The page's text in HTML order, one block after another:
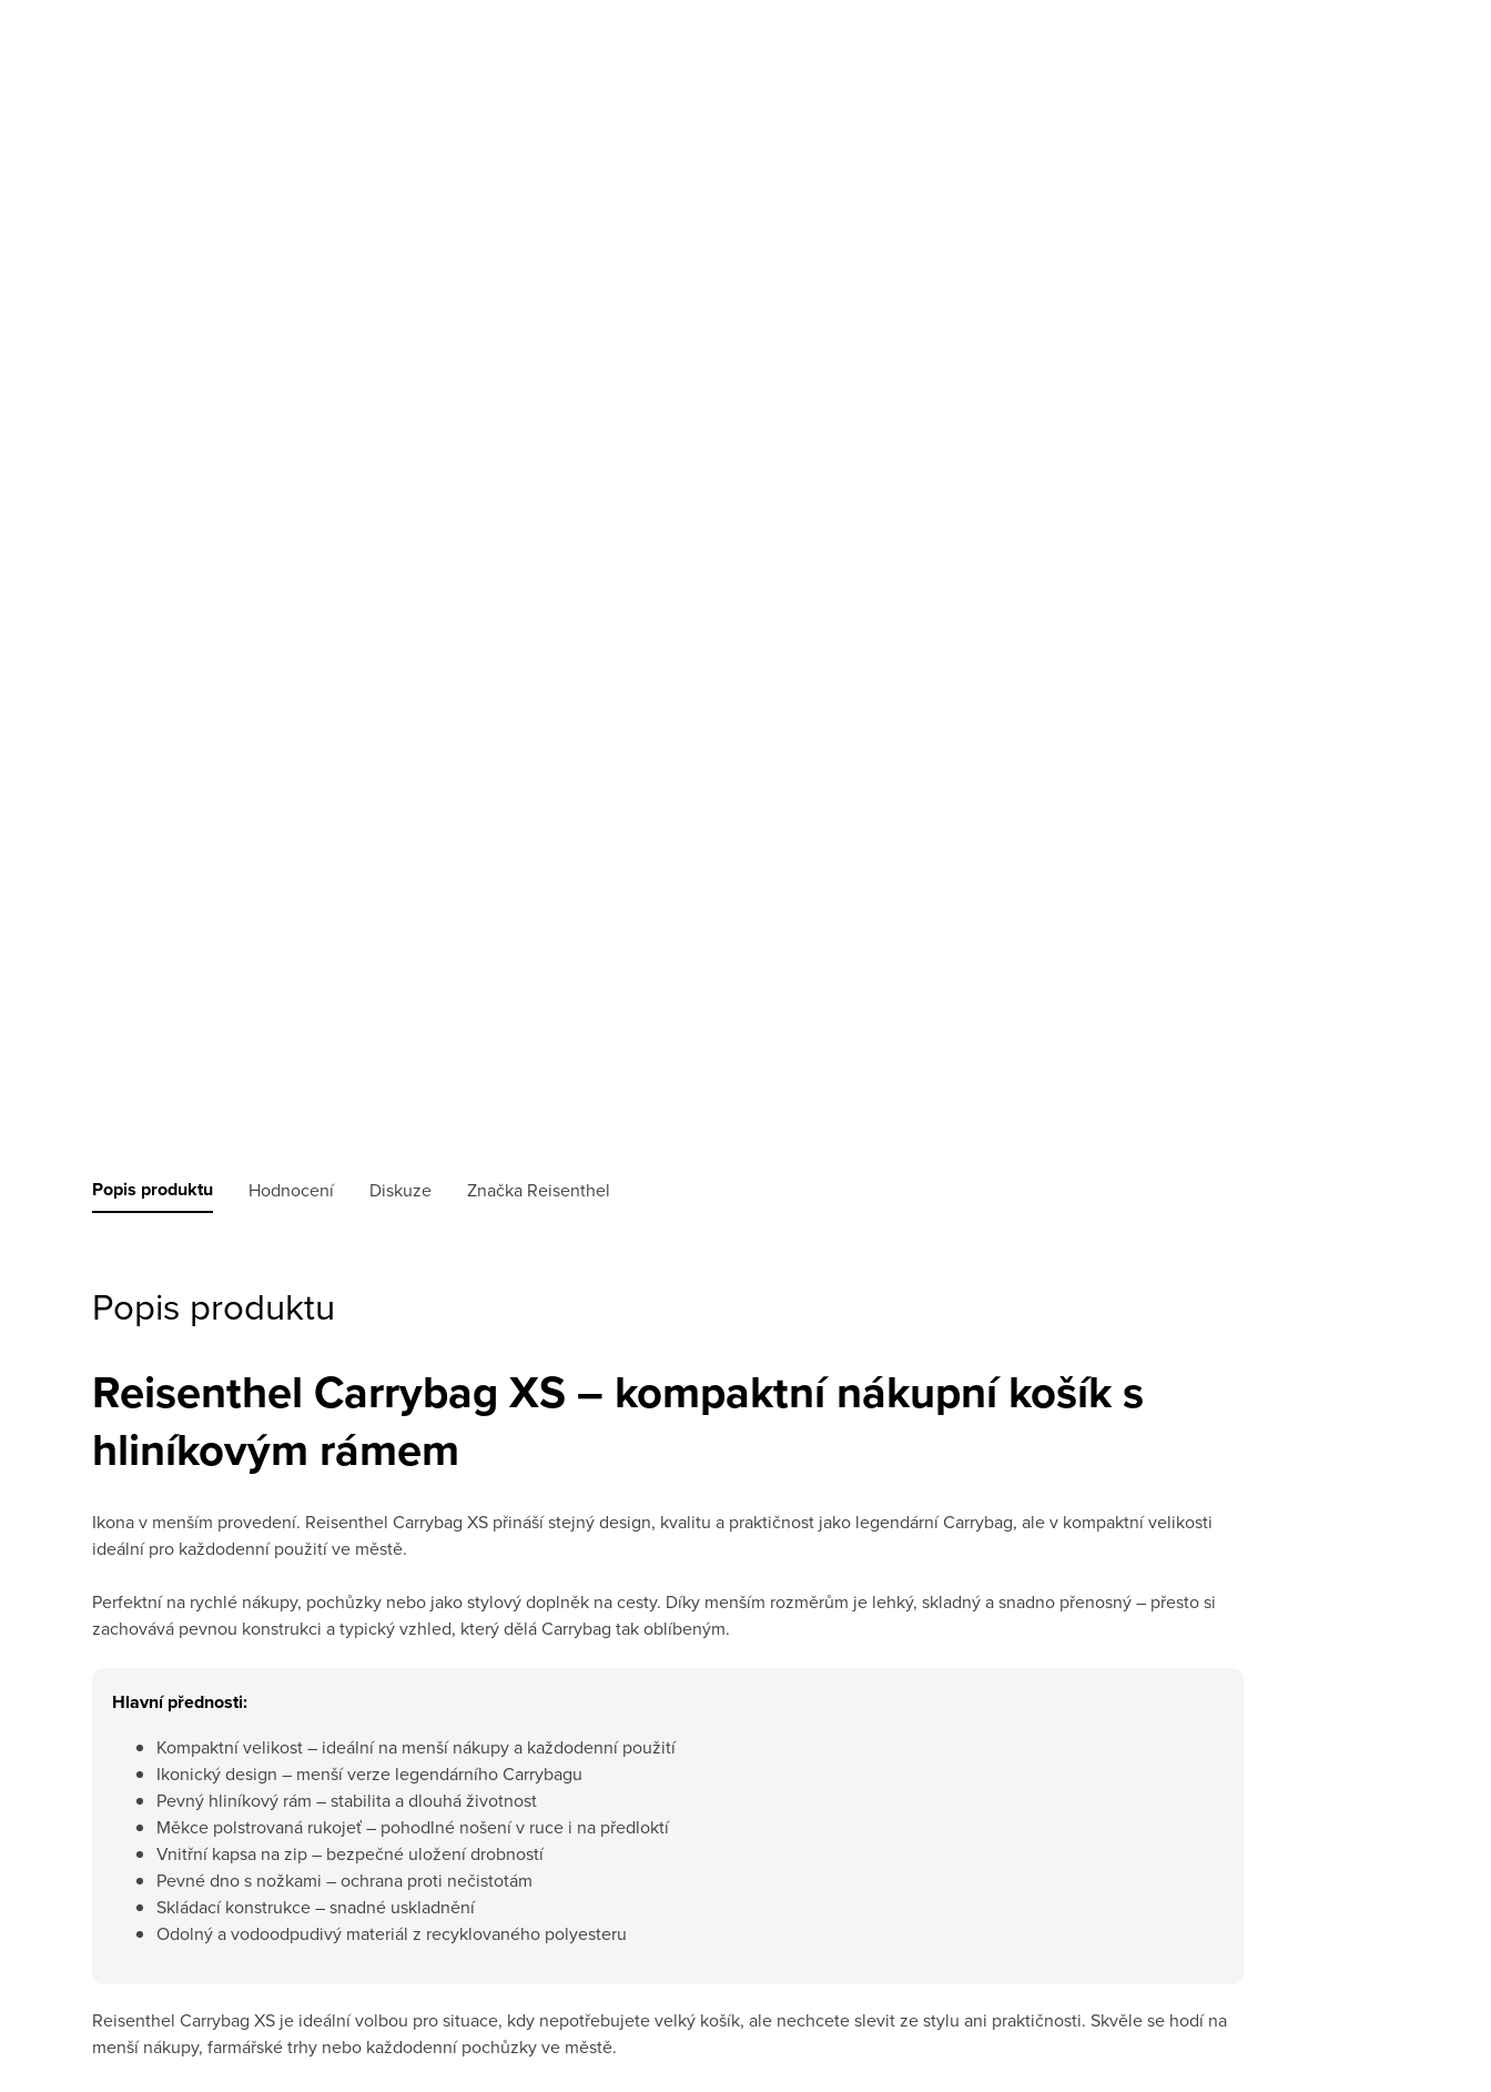
Popis produktu Hodnocení Diskuze Značka Reisenthel
Popis produktu
Reisenthel Carrybag XS – kompaktní nákupní košík s
hliníkovým rámem
Ikona v menším provedení. Reisenthel Carrybag XS přináší stejný design, kvalitu a praktičnost jako legendární Carrybag, ale v kompaktní velikosti
ideální pro každodenní použití ve městě.
Perfektní na rychlé nákupy, pochůzky nebo jako stylový doplněk na cesty. Díky menším rozměrům je lehký, skladný a snadno přenosný – přesto si
zachovává pevnou konstrukci a typický vzhled, který dělá Carrybag tak oblíbeným.
Hlavní přednosti:
Kompaktní velikost – ideální na menší nákupy a každodenní použití
Ikonický design – menší verze legendárního Carrybagu
Pevný hliníkový rám – stabilita a dlouhá životnost
Měkce polstrovaná rukojeť – pohodlné nošení v ruce i na předloktí
Vnitřní kapsa na zip – bezpečné uložení drobností
Pevné dno s nožkami – ochrana proti nečistotám
Skládací konstrukce – snadné uskladnění
Odolný a vodoodpudivý materiál z recyklovaného polyesteru
Reisenthel Carrybag XS je ideální volbou pro situace, kdy nepotřebujete velký košík, ale nechcete slevit ze stylu ani praktičnosti. Skvěle se hodí na
menší nákupy, farmářské trhy nebo každodenní pochůzky ve městě.